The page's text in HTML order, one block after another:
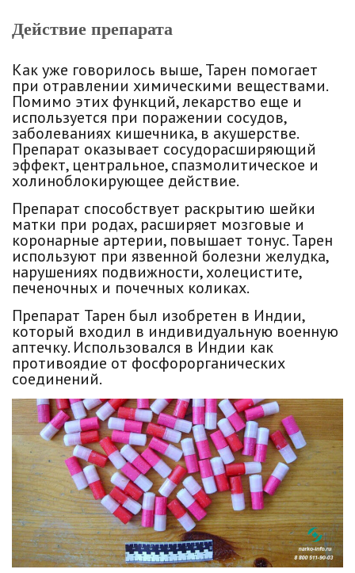
Действие препарата
Как уже говорилось выше, Тарен помогает
при отравлении химическими веществами.
Помимо этих функций, лекарство еще и
используется при поражении сосудов,
заболеваниях кишечника, в акушерстве.
Препарат оказывает сосудорасширяющий
эффект, центральное, спазмолитическое и
холиноблокирующее действие.
Препарат способствует раскрытию шейки
матки при родах, расширяет мозговые и
коронарные артерии, повышает тонус. Тарен
используют при язвенной болезни желудка,
нарушениях подвижности, холецистите,
печеночных и почечных коликах.
Препарат Тарен был изобретен в Индии,
который входил в индивидуальную военную
аптечку. Использовался в Индии как
противоядие от фосфорорганических
соединений.